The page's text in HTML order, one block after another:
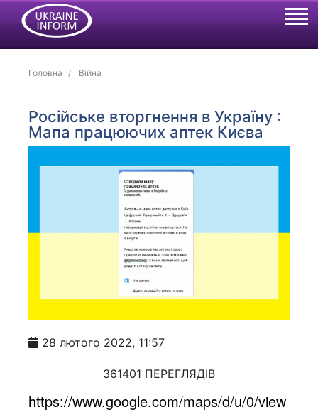
Головна Війна
Російське вторгнення в Україну :
Мапа працюючих аптек Києва
28 лютого 2022, 11:57
361401 ПЕРЕГЛЯДІВ
https://www.google.com/maps/d/u/0/view